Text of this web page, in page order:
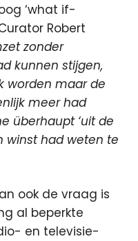
‘what if-
Robert
zonder
kunnen stijgen,
worden maar de
meer had
überhaupt ‘uit de
winst had weten te
ook de vraag is
al beperkte
en televisie-